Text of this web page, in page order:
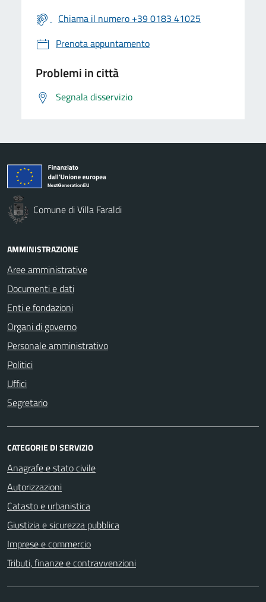
Chiama il numero +39 0183 41025
Prenota appuntamento
Problemi in città
Segnala disservizio
Comune di Villa Faraldi
AMMINISTRAZIONE
Aree amministrative
Documenti e dati
Enti e fondazioni
Organi di governo
Personale amministrativo
Politici
Uffici
Segretario
CATEGORIE DI SERVIZIO
Anagrafe e stato civile
Autorizzazioni
Catasto e urbanistica
Giustizia e sicurezza pubblica
Imprese e commercio
Tributi, finanze e contravvenzioni